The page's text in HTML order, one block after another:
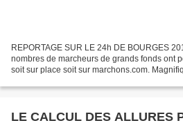
REPORTAGE SUR LE 24h DE BOURGES
nombres de marcheurs de grands fonds ont
soit sur place soit sur marchons.com.
LE CALCUL DES ALLURES